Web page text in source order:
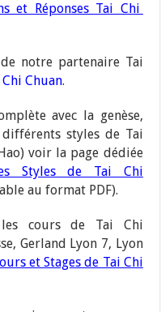
et Réponses Tai Chi
notre partenaire Tai
Chuan.
avec la genèse,
styles de Tai
voir la page dédiée
Styles de Tai Chi
au format PDF).
cours de Tai Chi
Gerland Lyon 7, Lyon
et Stages de Tai Chi